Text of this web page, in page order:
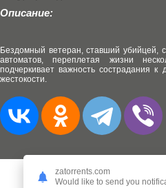
Описание:
Бездомный ветеран, ставший убийцей,
автоматов, переплетая жизни
подчеркивает важность сострадания
жестокости.
zatorrents.com
Would like to send you